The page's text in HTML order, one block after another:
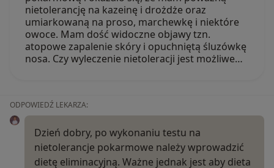
nietolerancję na kazeinę i drożdże oraz
umiarkowaną na proso, marchewkę i niektóre
owoce. Mam dość widoczne objawy tzn.
atopowe zapalenie skóry i opuchniętą śluzówkę
nosa. Czy wyleczenie nietoleracji jest możliwe…
ODPOWIEDŹ LEKARZA:
Dzień dobry, po wykonaniu testu na
nietolerancje pokarmowe należy wprowadzić
dietę eliminacyjną. Ważne jednak jest aby dieta